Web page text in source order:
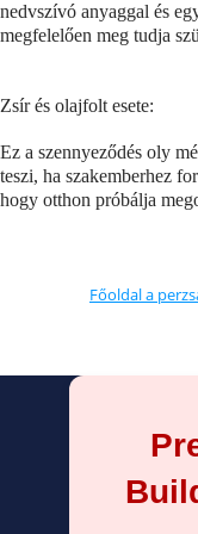
nedvszívó anyaggal és
megfelelően meg tudja
Zsír és olajfolt esete:
Ez a szennyeződés oly
teszi, ha szakemberhez
hogy otthon próbálja
Főoldal a